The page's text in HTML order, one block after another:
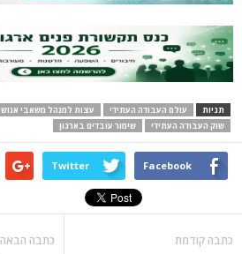
תגיות עולם העבודה העתידי עצות למנהל משאבי אנוש
שוק העבודה העתידי
שימור עובדים בארגון
Facebook
Twitter
כתבה קודמת כתבה הבאה